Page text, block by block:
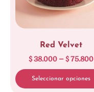
Red Velvet
$38.000 – $75.800
Seleccionar opciones